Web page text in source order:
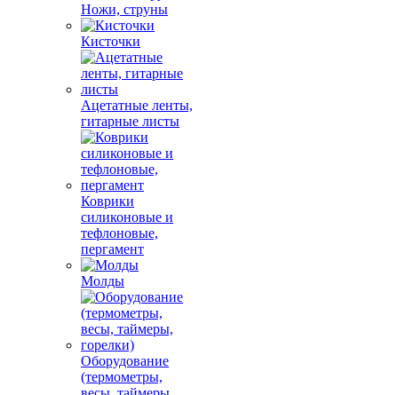
Ножи, струны
Кисточки
Ацетатные ленты,
гитарные листы
Коврики
силиконовые и
тефлоновые,
пергамент
Молды
Оборудование
(термометры,